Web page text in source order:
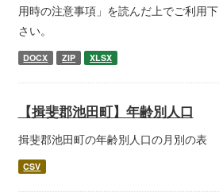
用時の注意事項」を読んだ上でご利用下
さい。
DOCX ZIP XLSX
【揖斐郡池田町】年齢別人口
揖斐郡池田町の年齢別人口の月別の表
CSV